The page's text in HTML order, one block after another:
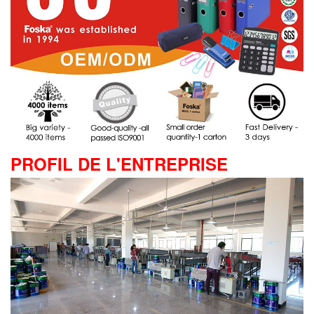
PROFIL DE L'ENTREPRISE